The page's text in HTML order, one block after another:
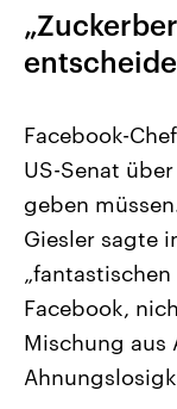
Landtagswahl
2026
Alle Informationen
Sachsen-Anhalt
September 2026
Landtag. Seit
Bundesland von
Umfragen,
Wahlprogramme,
und Hintergründe
Sendungen
Facebook-
US-Senat
geben
Giesler sagte
Facebook,
Mischung aus